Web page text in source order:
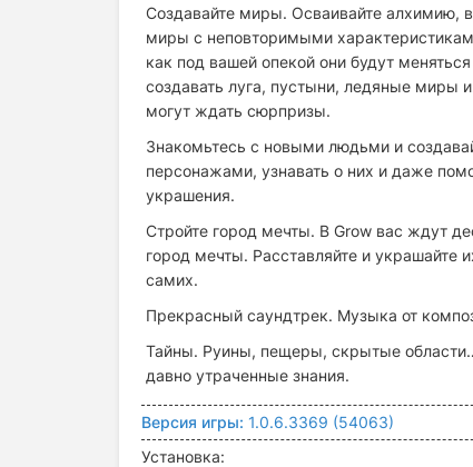
Создавайте миры. Осваивайте алхимию,
миры с неповторимыми
как под вашей опекой они будут
создавать луга, пустыни, ледяные
могут ждать сюрпризы.
Знакомьтесь с новыми людьми и
персонажами, узнавать о них и даже
украшения.
Стройте город мечты. В Grow вас ждут
город мечты. Расставляйте и украшайте
самих.
Прекрасный саундтрек. Музыка от
Тайны. Руины, пещеры, скрытые
давно утраченные знания.
Версия игры: 1.0.6.3369 (54063)
Установка: